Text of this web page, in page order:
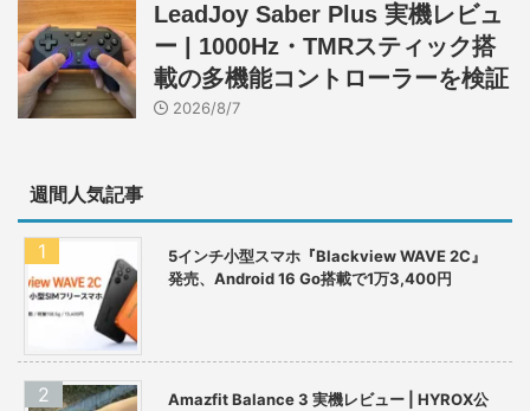
LeadJoy Saber Plus 実機レビュ
ー | 1000Hz・TMRスティック搭
載の多機能コントローラーを検証
2026/8/7
週間人気記事
5インチ小型スマホ『Blackview WAVE 2C』
発売、Android 16 Go搭載で1万3,400円
Amazfit Balance 3 実機レビュー | HYROX公